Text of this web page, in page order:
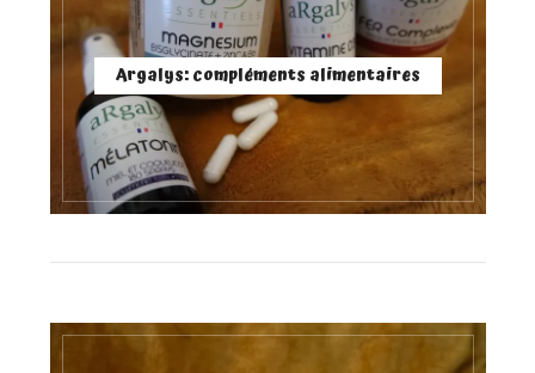
Argalys: compléments alimentaires